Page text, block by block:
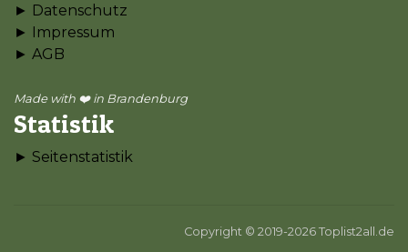
► Datenschutz
► Impressum
► AGB
Made with ❤️ in Brandenburg
Statistik
► Seitenstatistik
Copyright © 2019-2026 Toplist2all.de